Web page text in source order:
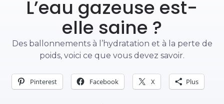
L’eau gazeuse est-
elle saine ?
Des ballonnements à l’hydratation et à la perte de
poids, voici ce que vous devez savoir.
Pinterest Facebook X Plus